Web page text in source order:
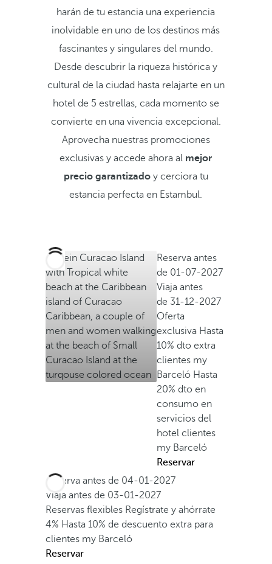
harán de tu estancia una experiencia
inolvidable en uno de los destinos más
fascinantes y singulares del mundo.
Desde descubrir la riqueza histórica y
cultural de la ciudad hasta relajarte en un
hotel de 5 estrellas, cada momento se
convierte en una vivencia excepcional.
Aprovecha nuestras promociones
exclusivas y accede ahora al mejor
precio garantizadoy cerciora tu
estancia perfecta en Estambul.
Reserva antes
de 01-07-2027
Viaja antes
de 31-12-2027
Oferta
exclusiva Hasta
10% dto extra
clientes my
Barceló Hasta
20% dto en
consumo en
servicios del
hotel clientes
my Barceló
Reservar
Reserva antes de 04-01-2027
Viaja antes de 03-01-2027
Reservas flexibles Regístrate y ahórrate
4% Hasta 10% de descuento extra para
clientes my Barceló
Reservar